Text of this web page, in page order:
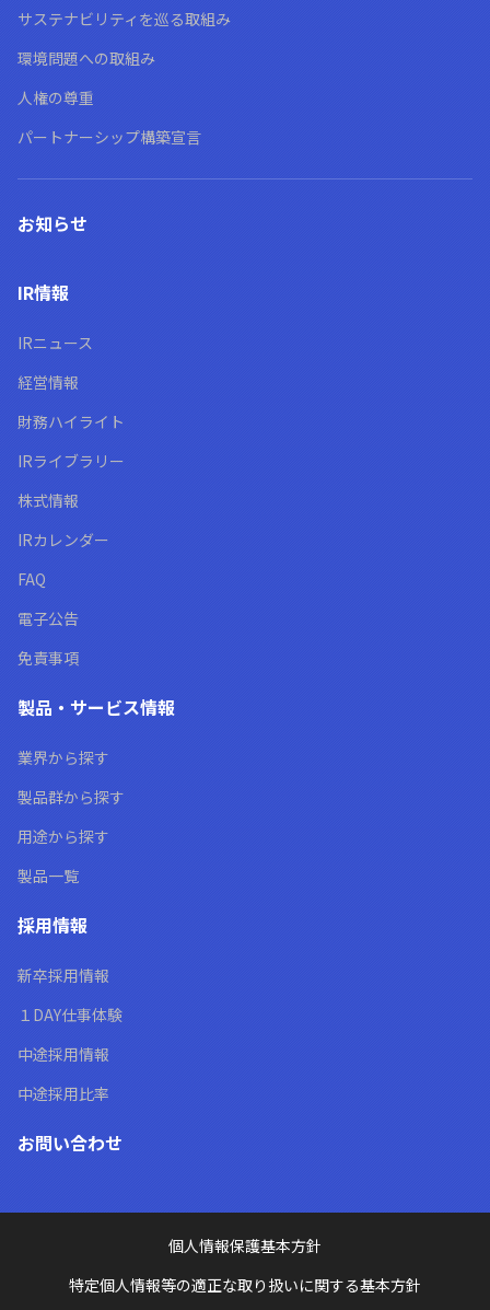
サステナビリティを巡る取組み
環境問題への取組み
人権の尊重
パートナーシップ構築宣言
お知らせ
IR情報
IRニュース
経営情報
財務ハイライト
IRライブラリー
株式情報
IRカレンダー
FAQ
電子公告
免責事項
製品・サービス情報
業界から探す
製品群から探す
用途から探す
製品一覧
採用情報
新卒採用情報
１DAY仕事体験
中途採用情報
中途採用比率
お問い合わせ
個人情報保護基本方針
特定個人情報等の適正な取り扱いに関する基本方針